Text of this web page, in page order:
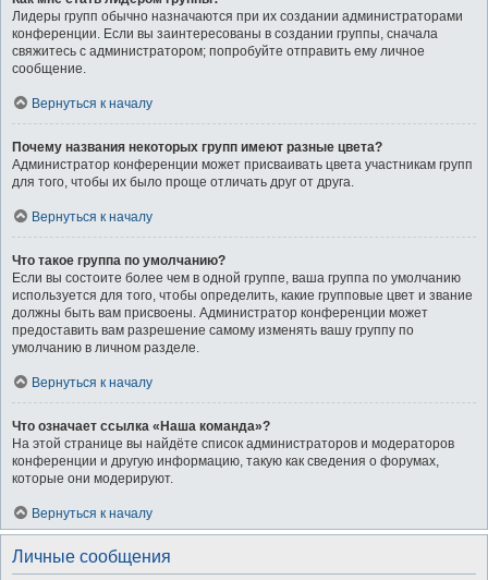
Лидеры групп обычно назначаются при их создании администраторами
конференции. Если вы заинтересованы в создании группы, сначала
свяжитесь с администратором; попробуйте отправить ему личное
сообщение.
Вернуться к началу
Почему названия некоторых групп имеют разные цвета?
Администратор конференции может присваивать цвета участникам групп
для того, чтобы их было проще отличать друг от друга.
Вернуться к началу
Что такое группа по умолчанию?
Если вы состоите более чем в одной группе, ваша группа по умолчанию
используется для того, чтобы определить, какие групповые цвет и звание
должны быть вам присвоены. Администратор конференции может
предоставить вам разрешение самому изменять вашу группу по
умолчанию в личном разделе.
Вернуться к началу
Что означает ссылка «Наша команда»?
На этой странице вы найдёте список администраторов и модераторов
конференции и другую информацию, такую как сведения о форумах,
которые они модерируют.
Вернуться к началу
Личные сообщения